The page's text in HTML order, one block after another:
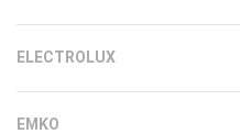
ELECTROLUX
EMKO